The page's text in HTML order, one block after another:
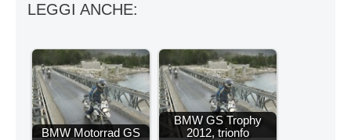
LEGGI ANCHE:
BMW Motorrad GS
BMW GS Trophy
2012, trionfo